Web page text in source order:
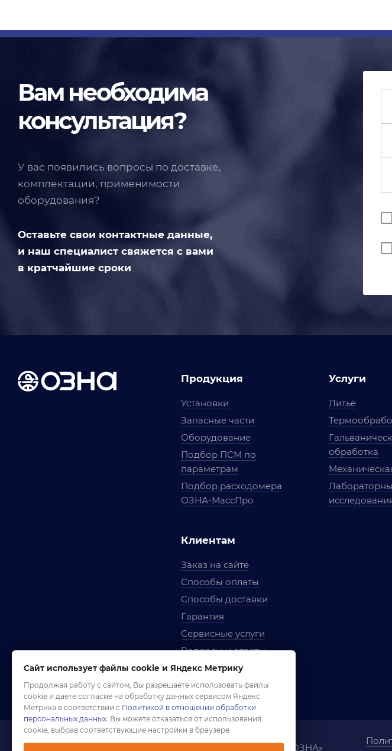
Вам необходима
консультация?
У вас появились вопросы по доставке,
комплектации, применимости
оборудования?
Оставьте свои контактные данные,
и наш специалист свяжется с вами
в кратчайшие сроки
Продукция
Установки
Запасные части
Оборудование
Подбор ПСМ по
параметрам
Подбор расходомера
ОЗНА-МассПро
Клиентам
Заказ на сайте
Способы оплаты
Способы доставки
Гарантия
Сервисные услуги
Вопросы и ответы
Условия сотрудничества
Правила использования
Услуги
Литьё
обработка
Компания «ОЗНА»
Сайт использует файлы cookie и Яндекс Метрику
Продолжая работу с сайтом, Вы разрешаете использовать файлы
cookie и даете согласие на обработку данных сервисом Яндекс
Метрика в соответствии с Политикой в отношении обработки
персональных данных. Вы можете отказаться от использования
cookie, выбрав соответствующие настройки в браузере.